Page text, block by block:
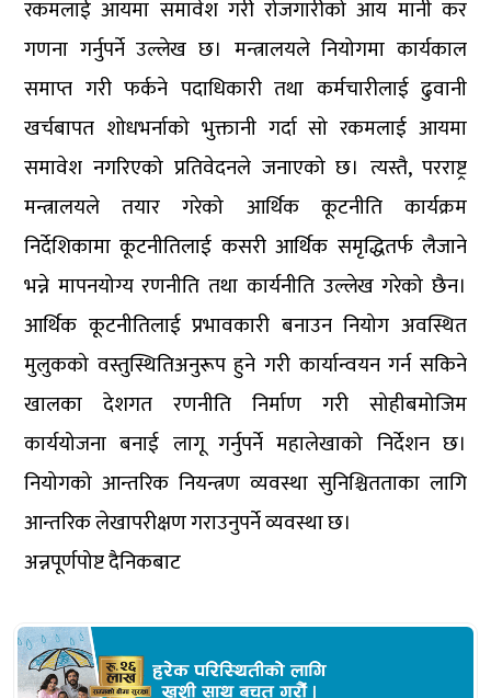
रकमलाई आयमा समावेश गरी रोजगारीको आय मानी कर
गणना गर्नुपर्ने उल्लेख छ। मन्त्रालयले नियोगमा कार्यकाल
समाप्त गरी फर्कने पदाधिकारी तथा कर्मचारीलाई ढुवानी
खर्चबापत शोधभर्नाको भुक्तानी गर्दा सो रकमलाई आयमा
समावेश नगरिएको प्रतिवेदनले जनाएको छ। त्यस्तै, परराष्ट्र
मन्त्रालयले तयार गरेको आर्थिक कूटनीति कार्यक्रम
निर्देशिकामा कूटनीतिलाई कसरी आर्थिक समृद्धितर्फ लैजाने
भन्ने मापनयोग्य रणनीति तथा कार्यनीति उल्लेख गरेको छैन।
आर्थिक कूटनीतिलाई प्रभावकारी बनाउन नियोग अवस्थित
मुलुकको वस्तुस्थितिअनुरूप हुने गरी कार्यान्वयन गर्न सकिने
खालका देशगत रणनीति निर्माण गरी सोहीबमोजिम
कार्ययोजना बनाई लागू गर्नुपर्ने महालेखाको निर्देशन छ।
नियोगको आन्तरिक नियन्त्रण व्यवस्था सुनिश्चितताका लागि
आन्तरिक लेखापरीक्षण गराउनुपर्ने व्यवस्था छ।
अन्नपूर्णपोष्ट दैनिकबाट